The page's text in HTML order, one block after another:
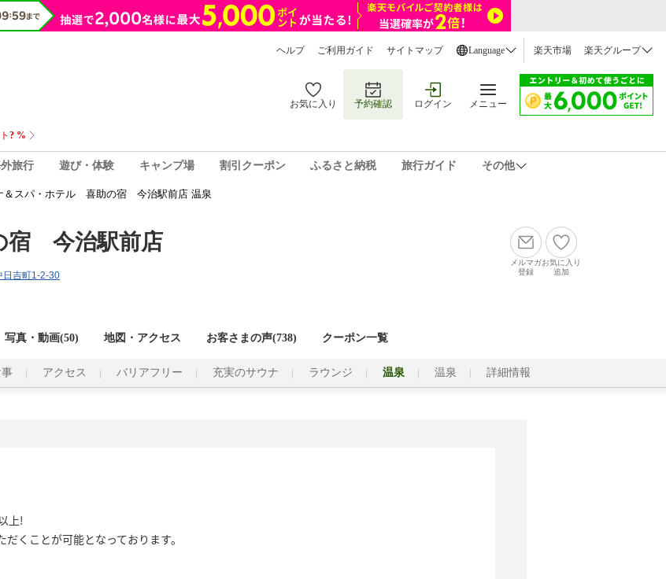
ヘルプ ご利用ガイド サイトマップ Language 楽天市場 楽天グループ
お気に入り 予約確認 ログイン メニュー
旅行 遊び・体験 キャンプ場 割引クーポン ふるさと納税 旅行ガイド その他
＆スパ・ホテル 喜助の宿 今治駅前店 温泉
宿 今治駅前店
日吉町1-2-30
メルマガ
登録
お気に入り
追加
写真・動画(50) 地図・アクセス お客さまの声(738) クーポン一覧
アクセス バリアフリー 充実のサウナ ラウンジ 温泉 温泉 詳細情報
上!
くことが可能となっております。